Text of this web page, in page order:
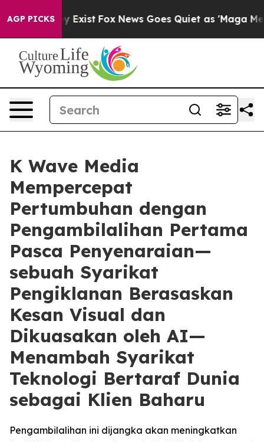
AGP PICKS
They Exist Fox News Goes Quiet as 'Maga Media
K Wave Media
Mempercepat
Pertumbuhan dengan
Pengambilalihan Pertama
Pasca Penyenaraian—
sebuah Syarikat
Pengiklanan Berasaskan
Kesan Visual dan
Dikuasakan oleh AI—
Menambah Syarikat
Teknologi Bertaraf Dunia
sebagai Klien Baharu
Pengambilalihan ini dijangka akan meningkatkan